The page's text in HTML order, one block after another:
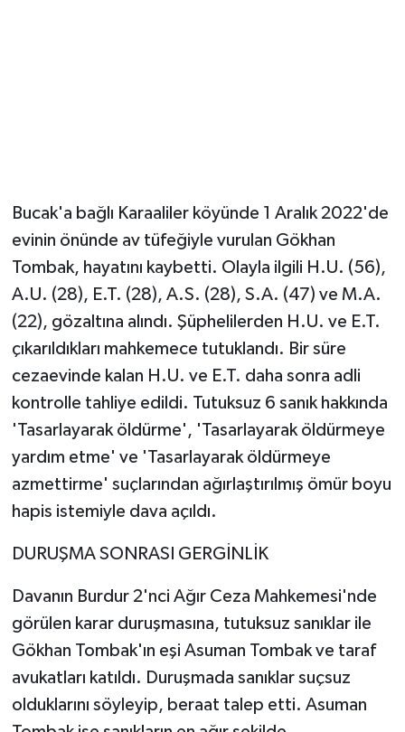
Bucak'a bağlı Karaaliler köyünde 1 Aralık 2022'de
evinin önünde av tüfeğiyle vurulan Gökhan
Tombak, hayatını kaybetti. Olayla ilgili H.U. (56),
A.U. (28), E.T. (28), A.S. (28), S.A. (47) ve M.A.
(22), gözaltına alındı. Şüphelilerden H.U. ve E.T.
çıkarıldıkları mahkemece tutuklandı. Bir süre
cezaevinde kalan H.U. ve E.T. daha sonra adli
kontrolle tahliye edildi. Tutuksuz 6 sanık hakkında
'Tasarlayarak öldürme', 'Tasarlayarak öldürmeye
yardım etme' ve 'Tasarlayarak öldürmeye
azmettirme' suçlarından ağırlaştırılmış ömür boyu
hapis istemiyle dava açıldı.
DURUŞMA SONRASI GERGİNLİK
Davanın Burdur 2'nci Ağır Ceza Mahkemesi'nde
görülen karar duruşmasına, tutuksuz sanıklar ile
Gökhan Tombak'ın eşi Asuman Tombak ve taraf
avukatları katıldı. Duruşmada sanıklar suçsuz
olduklarını söyleyip, beraat talep etti. Asuman
Siyaset
Sokak Hayvanlarını Sahiplendirme
Spor
Vasıta
Yaşam